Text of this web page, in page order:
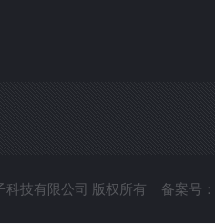
科技有限公司 版权所有 备案号：